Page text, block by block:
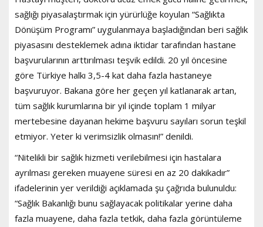
sağlığı piyasalaştırmak için yürürlüğe koyulan “Sağlıkta
Dönüşüm Programı” uygulanmaya başladığından beri sağlık
piyasasını desteklemek adına iktidar tarafından hastane
başvurularının arttırılması teşvik edildi. 20 yıl öncesine
göre Türkiye halkı 3,5-4 kat daha fazla hastaneye
başvuruyor. Bakana göre her geçen yıl katlanarak artan,
tüm sağlık kurumlarına bir yıl içinde toplam 1 milyar
mertebesine dayanan hekime başvuru sayıları sorun teşkil
etmiyor. Yeter ki verimsizlik olmasın!” denildi.
“Nitelikli bir sağlık hizmeti verilebilmesi için hastalara
ayrılması gereken muayene süresi en az 20 dakikadır”
ifadelerinin yer verildiği açıklamada şu çağrıda bulunuldu:
“Sağlık Bakanlığı bunu sağlayacak politikalar yerine daha
fazla muayene, daha fazla tetkik, daha fazla görüntüleme